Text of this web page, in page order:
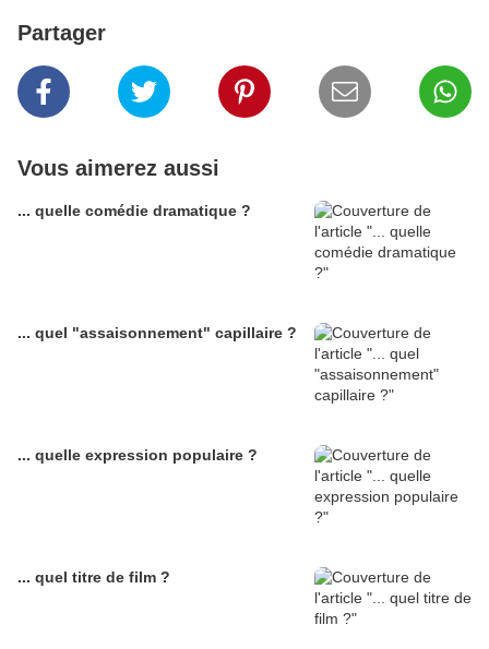
Partager
Vous aimerez aussi
... quelle comédie dramatique ?
... quel "assaisonnement" capillaire ?
... quelle expression populaire ?
... quel titre de film ?